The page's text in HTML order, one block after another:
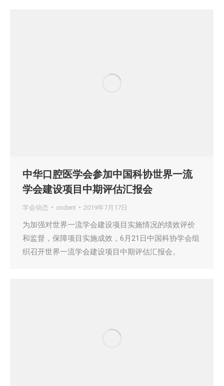
中华口腔医学会参加中国科协世界一流
学会建设项目中期评估汇报会
学会动态 cndent 2019年7月17日
为加强对世界一流学会建设项目实施情况的绩效评价
和监督，保障项目实施成效，6月21日中国科协学会组
织召开世界一流学会建设项目中期评估汇报会。